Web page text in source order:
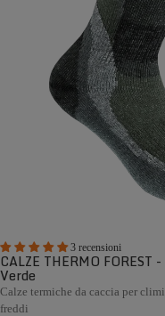
3 recensioni
CALZE THERMO FOREST -
Verde
Calze termiche da caccia per climi
freddi